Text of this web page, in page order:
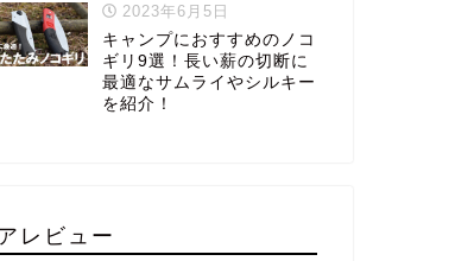
2023年6月5日
キャンプにおすすめのノコ
ギリ9選！長い薪の切断に
最適なサムライやシルキー
を紹介！
レビュー